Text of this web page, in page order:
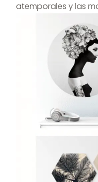
atemporales y las